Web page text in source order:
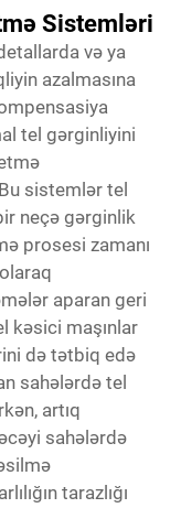
Sistemləri
və ya
azalmasına
tel gərginliyini
sistemlər tel
neçə gərginlik
prosesi zamanı
aparan geri
kəsici maşınlar
də tətbiq edə
sahələrdə tel
artıq
sahələrdə
tarazlığı